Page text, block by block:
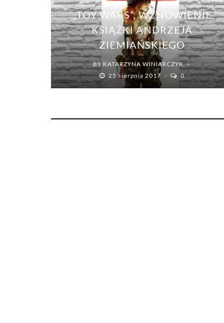
„TOY WARS”, WZNOWIENIE
KSIĄŻKI ANDRZEJA
ZIEMIAŃSKIEGO
BY KATARZYNA WINIARCZYK
25 sierpnia 2017
0